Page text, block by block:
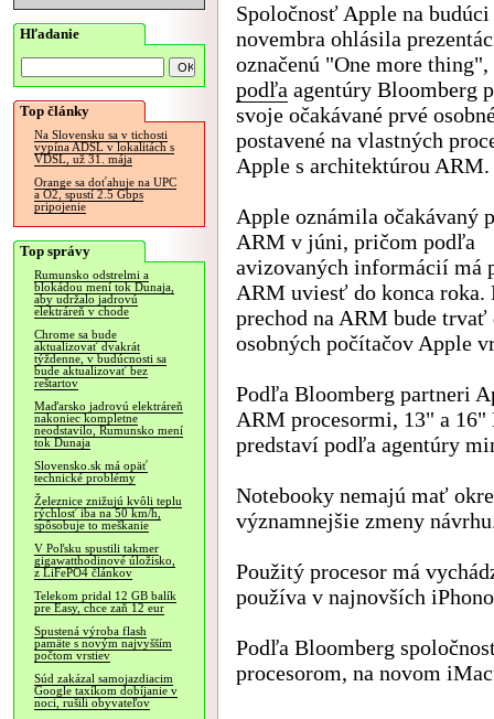
Hľadanie
Top články
Na Slovensku sa v tichosti
vypína ADSL v lokalitách s
VDSL, už 31. mája
Orange sa doťahuje na UPC
a O2, spustí 2.5 Gbps
pripojenie
Top správy
Rumunsko odstrelmi a
blokádou mení tok Dunaja,
aby udržalo jadrovú
elektráreň v chode
Chrome sa bude
aktualizovať dvakrát
týždenne, v budúcnosti sa
bude aktualizovať bez
reštartov
Maďarsko jadrovú elektráreň
nakoniec kompletne
neodstavilo, Rumunsko mení
tok Dunaja
Slovensko.sk má opäť
technické problémy
Železnice znižujú kvôli teplu
rýchlosť iba na 50 km/h,
spôsobuje to meškanie
V Poľsku spustili takmer
gigawatthodinové úložisko,
z LiFePO4 článkov
Telekom pridal 12 GB balík
pre Easy, chce zaň 12 eur
Spustená výroba flash
pamäte s novým najvyšším
počtom vrstiev
Súd zakázal samojazdiacim
Google taxíkom dobíjanie v
noci, rušili obyvateľov
Spoločnosť Apple na
novembra ohlásila
označenú "One more
podľa agentúry Bloomberg
svoje očakávané prvé
postavené na vlastných
Apple s architektúrou ARM.
Apple oznámila očakávaný
ARM v júni, pričom podľa
avizovaných informácií má
ARM uviesť do konca roka.
prechod na ARM bude
osobných počítačov Apple
Podľa Bloomberg partneri
ARM procesormi, 13" a
predstaví podľa agentúry
Notebooky nemajú mať
významnejšie zmeny
Použitý procesor má
používa v najnovších
Podľa Bloomberg
procesorom, na novom